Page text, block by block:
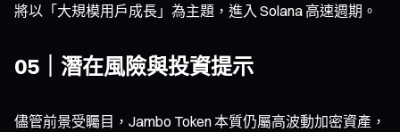
將以「大規模用戶成長」為主題，進入 Solana 高速週期。
05｜潛在風險與投資提示
儘管前景受矚目，Jambo Token 本質仍屬高波動加密資產，